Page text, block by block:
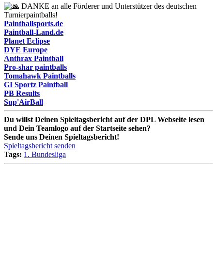
DANKE an alle Förderer und Unterstützer des deutschen
Turnierpaintballs!
Paintballsports.de
Paintball-Land.de
Planet Eclipse
DYE Europe
Anthrax Paintball
Pro-shar paintballs
Tomahawk Paintballs
GI Sportz Paintball
PB Results
Sup'AirBall
Du willst Deinen Spieltagsbericht auf der DPL Webseite lesen
und Dein Teamlogo auf der Startseite sehen?
Sende uns Deinen Spieltagsbericht!
Spieltagsbericht senden
Tags: 1. Bundesliga